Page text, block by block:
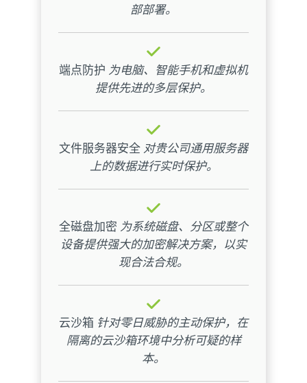
部部署。
端点防护 为电脑、智能手机和虚拟机
提供先进的多层保护。
文件服务器安全 对贵公司通用服务器
上的数据进行实时保护。
全磁盘加密 为系统磁盘、分区或整个
设备提供强大的加密解决方案，以实
现合法合规。
云沙箱 针对零日威胁的主动保护，在
隔离的云沙箱环境中分析可疑的样
本。